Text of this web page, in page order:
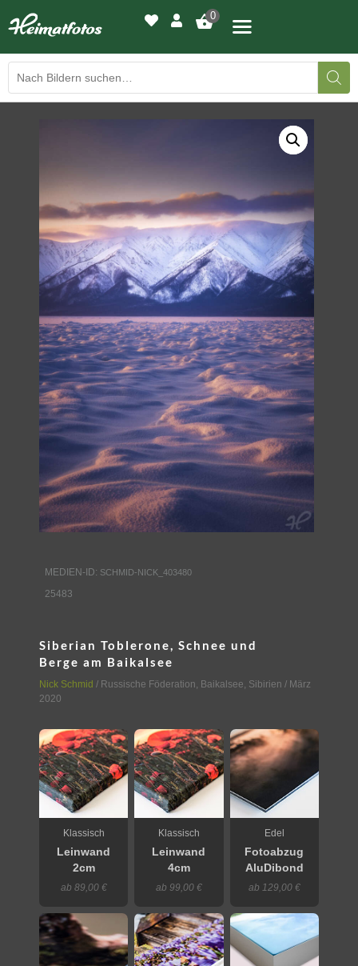
0
LED-LEUCHTBILDER
WIR DRUCKEN IHR BILD
AUSSTELLUNGEN
HEIMATLICHTER
KONTAKT
MEDIEN-ID: SCHMID-NICK_403480
25483
Siberian Toblerone, Schnee und
Berge am Baikalsee
Nick Schmid / Russische Föderation, Baikalsee, Sibirien / März
2020
Klassisch
Leinwand
2cm
ab 89,00 €
Klassisch
Leinwand
4cm
ab 99,00 €
Edel
Fotoabzug
AluDibond
ab 129,00 €